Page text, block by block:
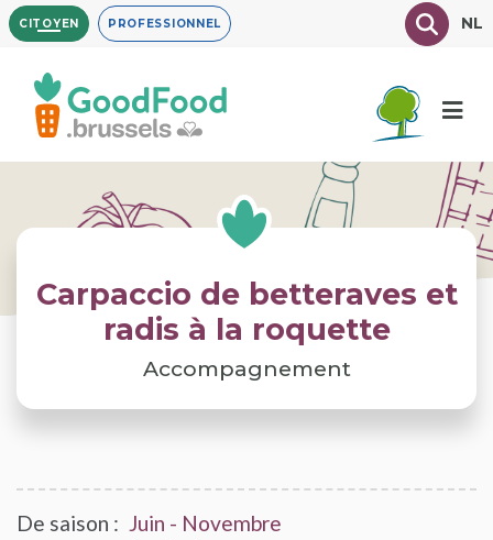
Aller
au
contenu
principal
CITOYEN PROFESSIONNEL TexteNL
Carpaccio de betteraves et
radis à la roquette
Accompagnement
De saison : Juin - Novembre